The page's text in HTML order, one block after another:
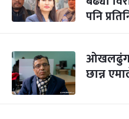
पनि
ओखलढुंगा
छान्न